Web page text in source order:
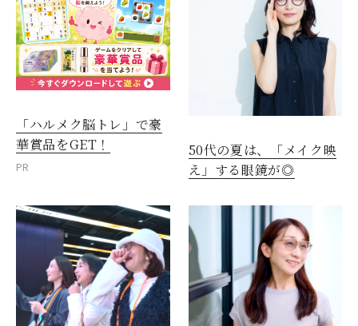
「ハルメク脳トレ」で豪
華賞品をGET！
PR
50代の夏は、「メイク映
え」する眼鏡が◎